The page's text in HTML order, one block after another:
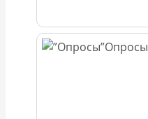
Опросы